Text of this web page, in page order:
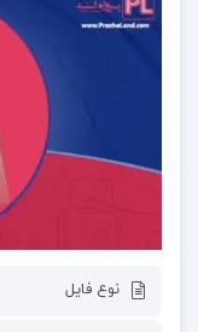
نوع فایل